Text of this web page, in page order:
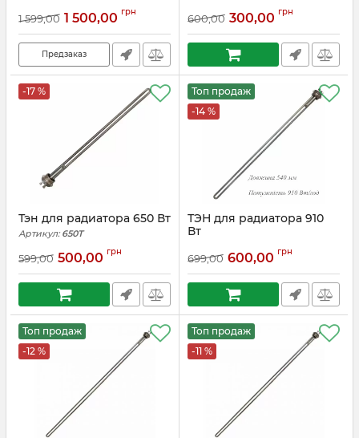
1 599,00 1 500,00 грн
Предзаказ
600,00 300,00 грн
-17 %
Тэн для радиатора 650 Вт
Артикул: 650T
599,00 500,00 грн
Топ продаж
-14 %
ТЭН для радиатора 910
Вт
699,00 600,00 грн
Топ продаж
-12 %
Топ продаж
-11 %